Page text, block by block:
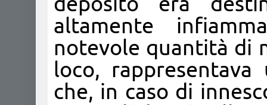
altamente
notevole quantità di
loco,
che, in caso di